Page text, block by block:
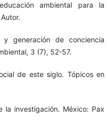
ambiental para la
y generación de conciencia
3 (7), 52-57.
de este siglo. Tópicos en
la investigación. México: Pax